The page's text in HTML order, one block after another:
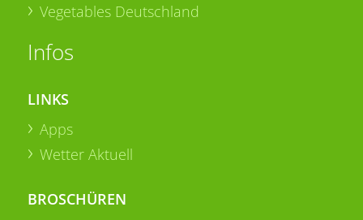
Vegetables Deutschland
Infos
LINKS
Apps
Wetter Aktuell
BROSCHÜREN